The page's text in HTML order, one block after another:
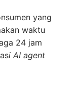
yang
waktu
24 jam
i AI agent